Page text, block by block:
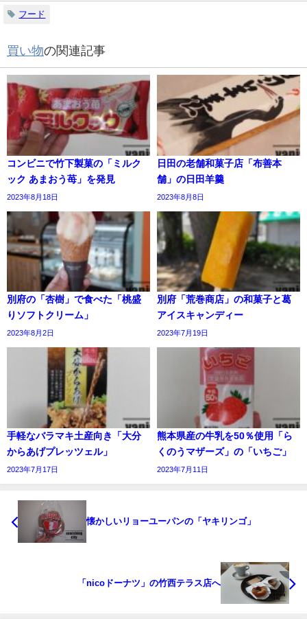
フード
買い物の関連記事
コンビニで竹下製菓の「ミルク
ック あまおう苺」を発見
2023年8月18日
日田の老舗和菓子店「布善本
舗」の日田羊羹
2023年8月8日
別府の「杏樹」で食べた「桃盛
りソフトクリーム」
2023年8月2日
別府「荒巻商店」の和菓子と葛
アイスキャンディー
2023年7月19日
手軽なバラマキ土産向き「大分
からあげプレッツェル」
2023年7月17日
熊本県産の牛乳を50％使用「ら
くのうマザーズ」の「いちご」
2023年7月11日
懐かしいリョーユーパンの「ヤキリンゴ」
「nicoドーナツ」の竹西テラス店へ